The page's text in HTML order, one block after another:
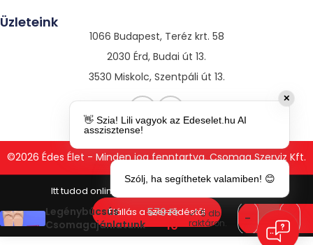
Üzleteink
1066 Budapest, Teréz krt. 58
2030 Érd, Budai út 13.
3530 Miskolc, Szentpáli út 13.
©2026 Édes Élet - Minden jog fenntartva. Csomag Szerviz Kft.
Legénybúcsús
Csomagajánlatunk
11
570Ft
10
415Ft
5 db
raktáron.
Elállás a szerződéstől
✕
👋 Szia! Lili vagyok az Edeselet.hu AI
asszisztense!
Szólj, ha segíthetek valamiben! 😊